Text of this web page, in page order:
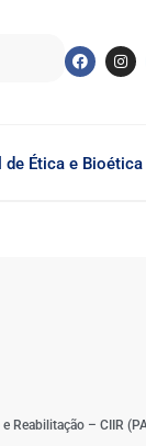
de Ética e Bioética
Reabilitação – CIIR